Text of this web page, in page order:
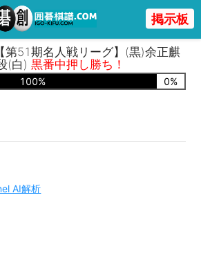
掲示板
第51期名人戦リーグ】(黒)余正麒
(白)黒番中押し勝ち！
100% 0%
AI解析